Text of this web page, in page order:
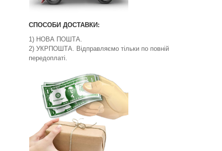
СПОСОБИ ДОСТАВКИ:
1) НОВА ПОШТА.
2) УКРПОШТА. Відправляємо тільки по повній
передоплаті.